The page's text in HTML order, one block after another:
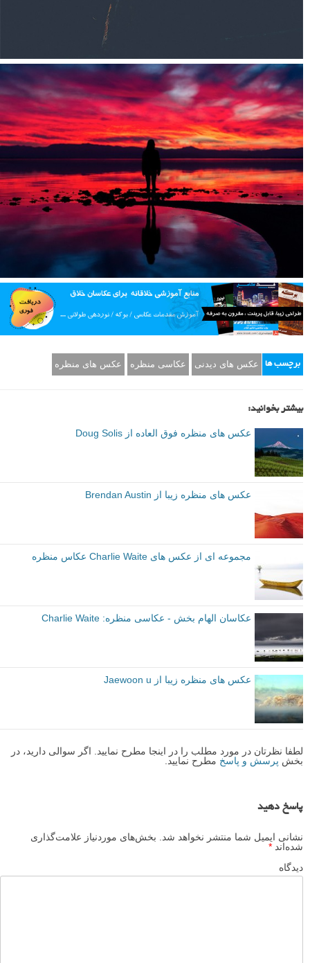
برچسب ها عکس های دیدنی عکاسی منظره عکس های منظره
بیشتر بخوانید:
عکس های منظره فوق العاده از Doug Solis
عکس های منظره زیبا از Brendan Austin
مجموعه ای از عکس های Charlie Waite عکاس منظره
عکاسان الهام بخش - عکاسی منظره: Charlie Waite
عکس های منظره زیبا از Jaewoon u
لطفا نظرتان در مورد مطلب را در اینجا مطرح نمایید. اگر سوالی دارید، در
بخش پرسش و پاسخ مطرح نمایید.
پاسخ دهید
نشانی ایمیل شما منتشر نخواهد شد.
بخش‌های موردنیاز علامت‌گذاری
شده‌اند *
دیدگاه